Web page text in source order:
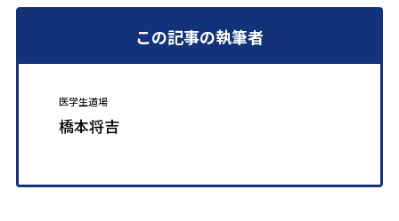
この記事の執筆者
医学生道場
橋本将吉